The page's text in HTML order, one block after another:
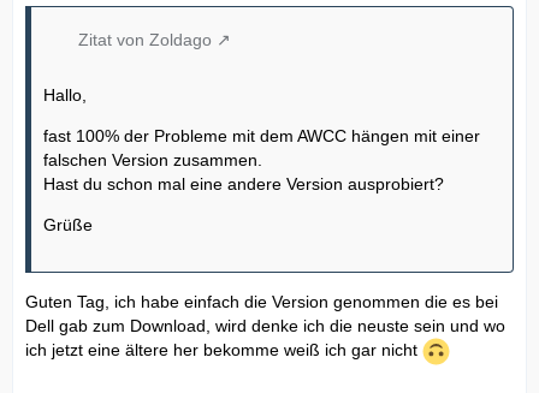
Zitat von Zoldago
Hallo,
fast 100% der Probleme mit dem AWCC hängen mit einer
falschen Version zusammen.
Hast du schon mal eine andere Version ausprobiert?
Grüße
Guten Tag, ich habe einfach die Version genommen die es bei
Dell gab zum Download, wird denke ich die neuste sein und wo
ich jetzt eine ältere her bekomme weiß ich gar nicht